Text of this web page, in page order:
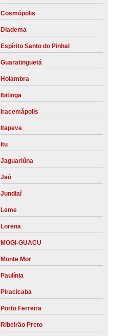
Cosmópolis
Diadema
Espírito Santo do Pinhal
Guaratinguetá
Holambra
Ibitinga
Iracemápolis
Itapeva
Itu
Jaguariúna
Jaú
Jundiaí
Leme
Lorena
MOGI-GUACU
Monte Mor
Paulínia
Piracicaba
Porto Ferreira
Ribeirão Preto